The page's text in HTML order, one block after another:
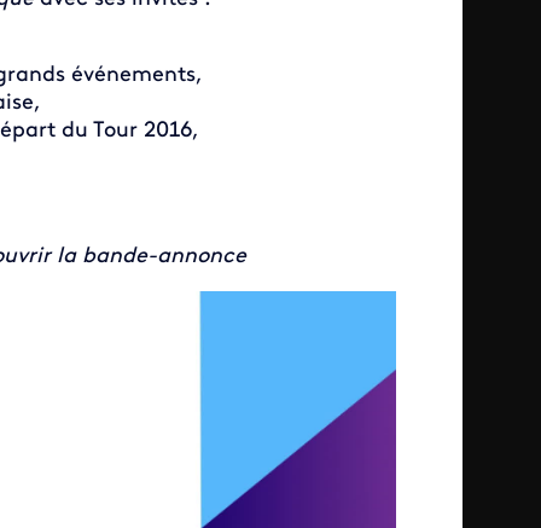
événements,
du Tour 2016,
la bande-annonce